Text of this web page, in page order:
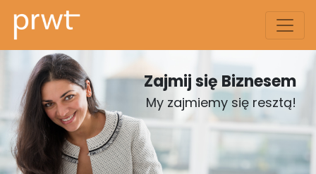
Zajmij się Biznesem
My zajmiemy się resztą!